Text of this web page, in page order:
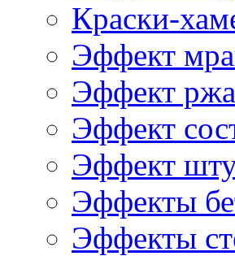
Краски-
Эффект
Эффект
Эффект
Эффект
Эффекты
Эффекты